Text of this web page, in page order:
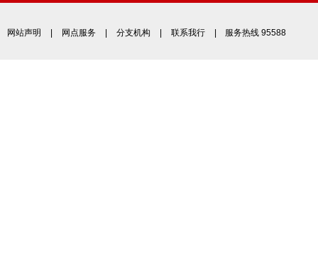
网站声明 网点服务 分支机构 联系我行 | 服务热线 95588